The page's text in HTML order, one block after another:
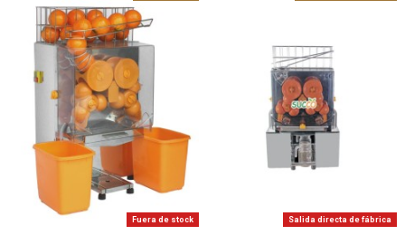
Fuera de stock Salida directa de fábrica